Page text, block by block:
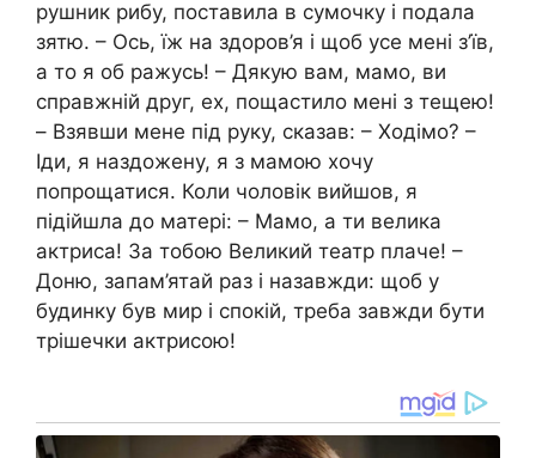
рушник рибу, поставила в сумочку і подала
зятю. – Ось, їж на здоров’я і щоб усе мені з’їв,
а то я об ражусь! – Дякую вам, мамо, ви
справжній друг, ех, пощастило мені з тещею!
– Взявши мене під руку, сказав: – Ходімо? –
Іди, я наздожену, я з мамою хочу
попрощатися. Коли чоловік вийшов, я
підійшла до матері: – Мамо, а ти велика
актриса! За тобою Великий театр плаче! –
Доню, запам’ятай раз і назавжди: щоб у
будинку був мир і спокій, треба завжди бути
трішечки актрисою!